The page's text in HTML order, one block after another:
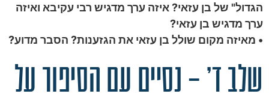
הגדול" של בן עזאי? איזה ערך מדגיש רבי עקיבא ואיזה
ערך מדגיש בן עזאי?
• מאיזה מקום שולל בן עזאי את הגזענות? הסבר מדוע?
שלב ד' – נסיים עם הסיפור על